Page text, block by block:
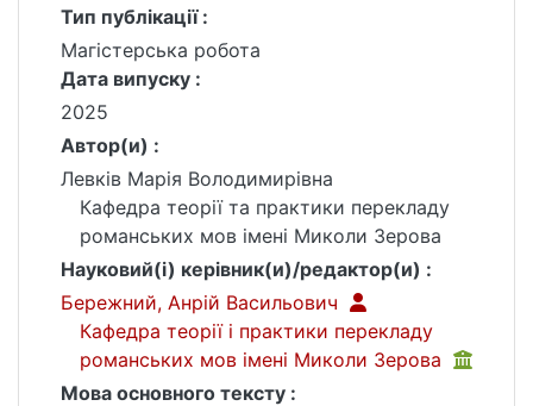
Тип публікації :
Магістерська робота
Дата випуску :
2025
Автор(и) :
Левків Марія Володимирівна
Кафедра теорії та практики перекладу
романських мов імені Миколи Зерова
Науковий(і) керівник(и)/редактор(и) :
Бережний, Анрій Васильович
Кафедра теорії і практики перекладу
романських мов імені Миколи Зерова
Мова основного тексту :